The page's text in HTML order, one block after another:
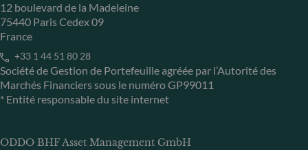
12 boulevard de la Madeleine
75440 Paris Cedex 09
France
+33 1 44 51 80 28
Société de Gestion de Portefeuille agréée par l’Autorité des
Marchés Financiers sous le numéro GP99011
* Entité responsable du site internet
ODDO BHF Asset Management GmbH